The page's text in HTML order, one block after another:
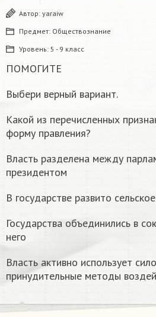
Автор: yaraiw
Предмет: Обществознание
Уровень: 5 - 9 класс
ПОМОГИТЕ
Выбери верный вариант.
Какой из перечисленных
форму правления?
Власть разделена между
президентом
В государстве развито
Государства объединились в
него
Власть активно использует
принудительные методы